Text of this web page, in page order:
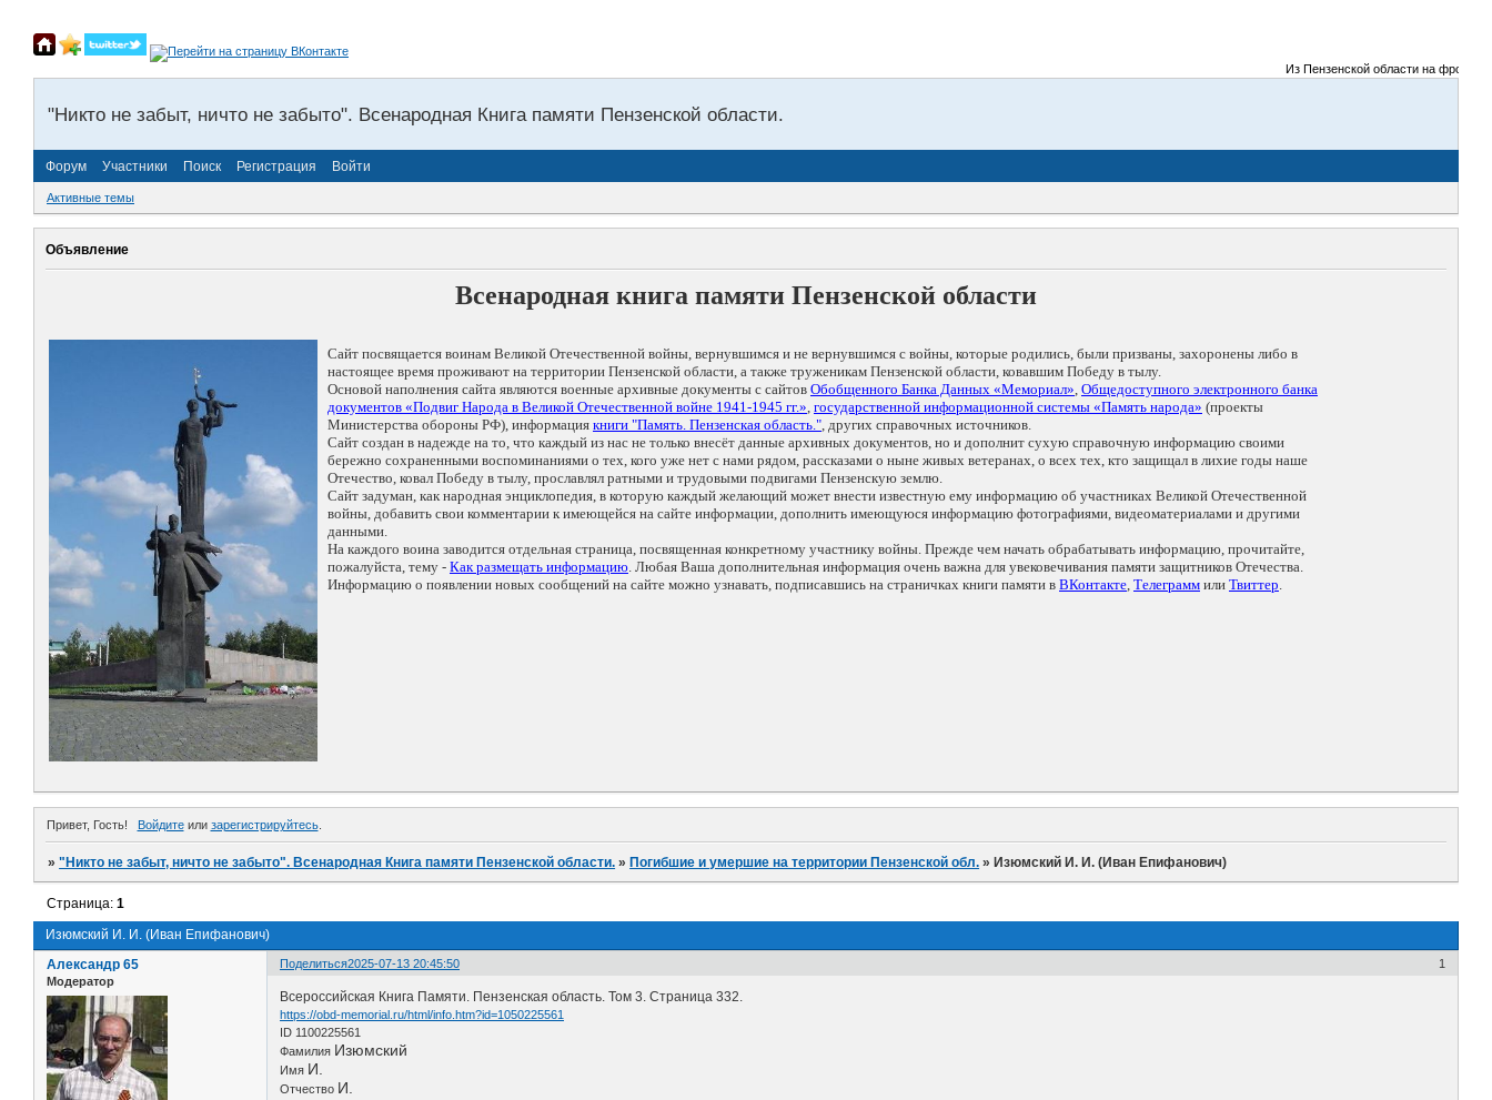
Из Пензенской области на фронты
"Никто не забыт, ничто не забыто". Всенародная Книга памяти Пензенской области.
Форум Участники Поиск Регистрация Войти
Активные темы
Объявление
Всенародная книга памяти Пензенской области
Сайт посвящается воинам Великой Отечественной войны, вернувшимся и не вернувшимся с войны, которые родились, были призваны, захоронены либо в
настоящее время проживают на территории Пензенской области, а также труженикам Пензенской области, ковавшим Победу в тылу.
Основой наполнения сайта являются военные архивные документы с сайтов Обобщенного Банка Данных «Мемориал», Общедоступного электронного банка
документов «Подвиг Народа в Великой Отечественной войне 1941-1945 гг.», государственной информационной системы «Память народа» (проекты
Министерства обороны РФ), информация книги "Память. Пензенская область.", других справочных источников.
Сайт создан в надежде на то, что каждый из нас не только внесёт данные архивных документов, но и дополнит сухую справочную информацию своими
бережно сохраненными воспоминаниями о тех, кого уже нет с нами рядом, рассказами о ныне живых ветеранах, о всех тех, кто защищал в лихие годы наше
Отечество, ковал Победу в тылу, прославлял ратными и трудовыми подвигами Пензенскую землю.
Сайт задуман, как народная энциклопедия, в которую каждый желающий может внести известную ему информацию об участниках Великой Отечественной
войны, добавить свои комментарии к имеющейся на сайте информации, дополнить имеющуюся информацию фотографиями, видеоматериалами и другими
данными.
На каждого воина заводится отдельная страница, посвященная конкретному участнику войны. Прежде чем начать обрабатывать информацию, прочитайте,
пожалуйста, тему - Как размещать информацию. Любая Ваша дополнительная информация очень важна для увековечивания памяти защитников Отечества.
Информацию о появлении новых сообщений на сайте можно узнавать, подписавшись на страничках книги памяти в ВКонтакте, Телеграмм или Твиттер.
Привет, Гость! Войдитеили зарегистрируйтесь.
»"Никто не забыт, ничто не забыто". Всенародная Книга памяти Пензенской области. » Погибшие и умершие на территории Пензенской обл. » Изюмский И. И. (Иван Епифанович)
Изюмский И. И. (Иван Епифанович)
Страница:1
Поделиться 1
2025-07-13 20:45:50
Александр 65
Модератор
Всероссийская Книга Памяти. Пензенская область. Том 3. Страница 332.
https://obd-memorial.ru/html/info.htm?id=1050225561
ID 1100225561
Фамилия Изюмский
Имя И.
Отчество И.